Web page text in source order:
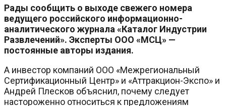
Рады сообщить о выходе свежего номера
ведущего российского информационно-
аналитического журнала «Каталог Индустрии
Развлечений». Эксперты ООО «МСЦ» —
постоянные авторы издания.
А инвестор компаний ООО «Межрегиональный
Сертификационный Центр» и «Аттракцион-Экспо» и
Андрей Плесков объяснил, почему следует
настороженно относиться к предложениям